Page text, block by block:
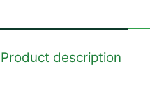
Product description